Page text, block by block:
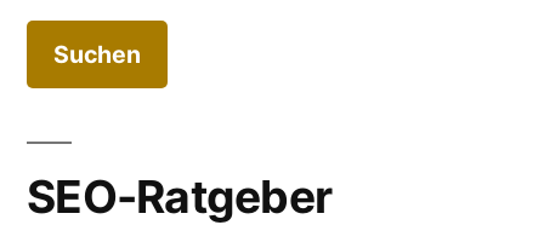
SEO-Ratgeber